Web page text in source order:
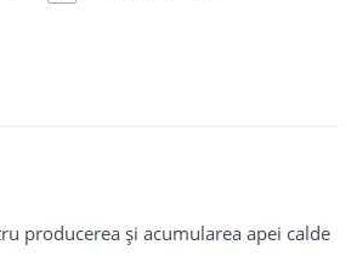
producerea și acumularea apei calde